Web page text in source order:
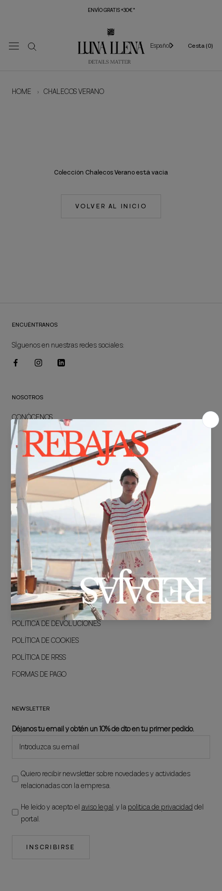
ENVÍO GRATIS +30€*
Español Cesta (0)
HOME › CHALECOS VERANO
Colección Chalecos Verano está vacía
VOLVER AL INICIO
ENCUÉNTRANOS
SÍguenos en nuestras redes sociales:
NOSOTROS
CONÓCENOS
ACCESO B2B
PREVENTA
CENTRO DE AYUDA
BLOG
CONTACTO
LEGAL
POLÍTICA DE PRIVACIDAD
TÉRMINOS & CONDICIONES
AVISO LEGAL
POLÍTICA DE ENVÍOS
POLÍTICA DE DEVOLUCIONES
POLÍTICA DE COOKIES
POLÍTICA DE RRSS
FORMAS DE PAGO
NEWSLETTER
Déjanos tu email y obtén un 10% de dto en tu primer pedido.
Quiero recibir newsletter sobre novedades y actividades
relacionadas con la empresa.
He leído y acepto el aviso legal, y lapolítica de privacidaddel
portal.
INSCRIBIRSE